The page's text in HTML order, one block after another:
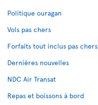
Politique ouragan
Vols pas chers
Forfaits tout inclus pas chers
Dernières nouvelles
NDC Air Transat
Repas et boissons à bord